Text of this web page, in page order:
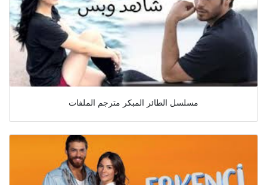
مسلسل الطائر المبكر مترجم الملفات